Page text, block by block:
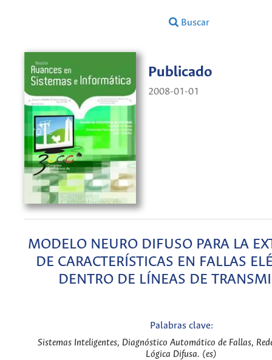
Buscar
Publicado
2008-01-01
MODELO NEURO DIFUSO PARA LA
DE CARACTERÍSTICAS EN FALLAS
DENTRO DE LÍNEAS DE
Palabras clave:
Sistemas Inteligentes, Diagnóstico Automático de Fallas,
Lógica Difusa. (es)